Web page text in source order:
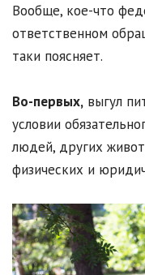
Вообще, кое-что
ответственном
таки поясняет.
Во-первых, выгул
условии
людей, других
физических и